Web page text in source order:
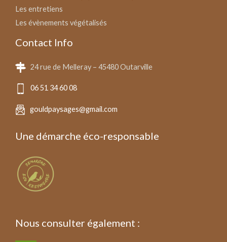
Les entretiens
Les évènements végétalisés
Contact Info
24 rue de Melleray – 45480 Outarville
06 51 34 60 08
gouldpaysages@gmail.com
Une démarche éco-responsable
Nous consulter également :